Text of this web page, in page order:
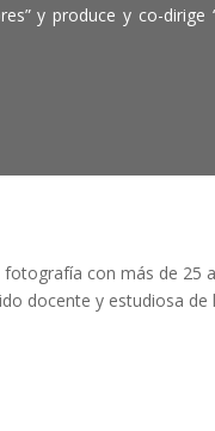
y produce y co-dirige
con más de 25
docente y estudiosa